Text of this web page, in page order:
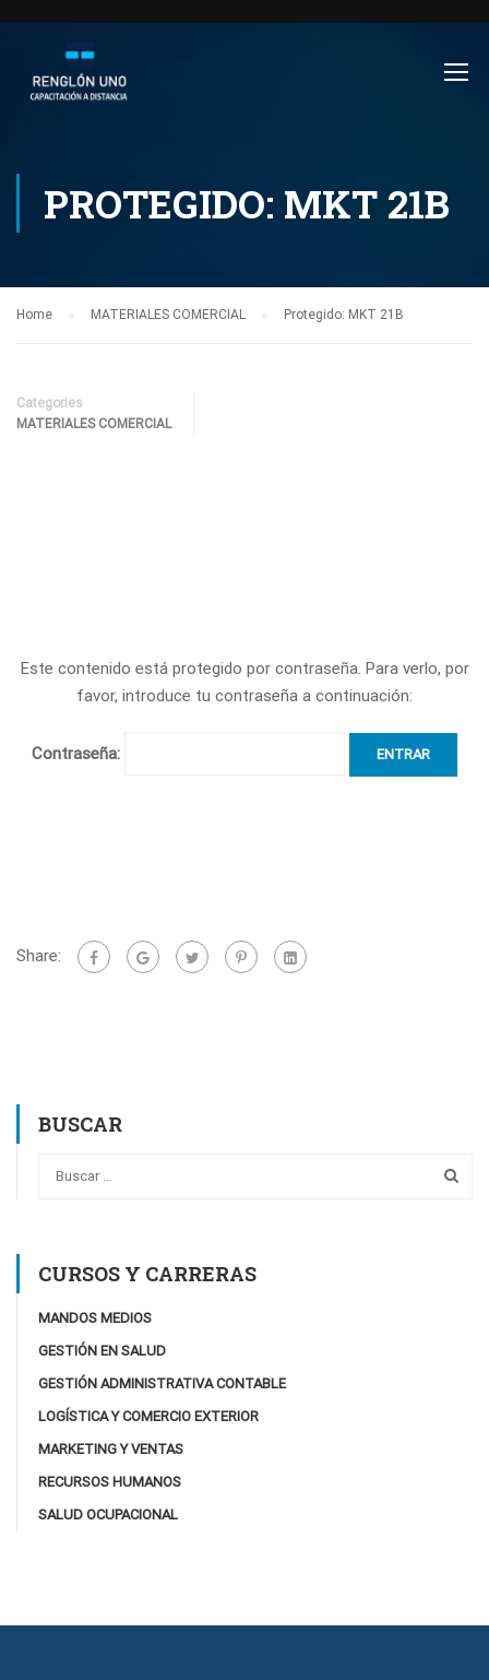
PROTEGIDO: MKT 21B
Home MATERIALES COMERCIAL Protegido: MKT 21B
Categories
MATERIALES COMERCIAL
Este contenido está protegido por contraseña. Para verlo, por
favor, introduce tu contraseña a continuación:
Contraseña:
Share:
BUSCAR
CURSOS Y CARRERAS
MANDOS MEDIOS
GESTIÓN EN SALUD
GESTIÓN ADMINISTRATIVA CONTABLE
LOGÍSTICA Y COMERCIO EXTERIOR
MARKETING Y VENTAS
RECURSOS HUMANOS
SALUD OCUPACIONAL